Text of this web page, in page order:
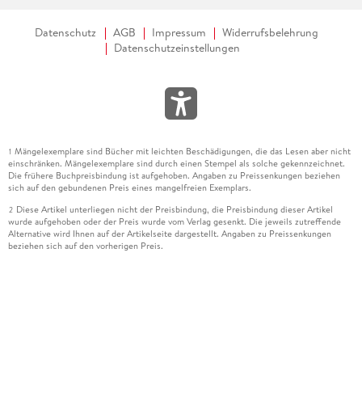
Datenschutz AGB Impressum
Widerrufsbelehrung
Datenschutzeinstellungen
1 Mängelexemplare sind Bücher mit leichten Beschädigungen, die das Lesen aber nicht
einschränken. Mängelexemplare sind durch einen Stempel als solche gekennzeichnet.
Die frühere Buchpreisbindung ist aufgehoben. Angaben zu Preissenkungen beziehen
sich auf den gebundenen Preis eines mangelfreien Exemplars.
2 Diese Artikel unterliegen nicht der Preisbindung, die Preisbindung dieser Artikel
wurde aufgehoben oder der Preis wurde vom Verlag gesenkt. Die jeweils zutreffende
Alternative wird Ihnen auf der Artikelseite dargestellt. Angaben zu Preissenkungen
beziehen sich auf den vorherigen Preis.